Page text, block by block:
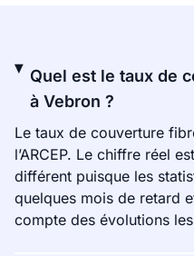
Quel est le taux de
à Vebron ?
Le taux de couverture
l’ARCEP. Le chiffre réel
différent puisque les
quelques mois de retard
compte des évolutions